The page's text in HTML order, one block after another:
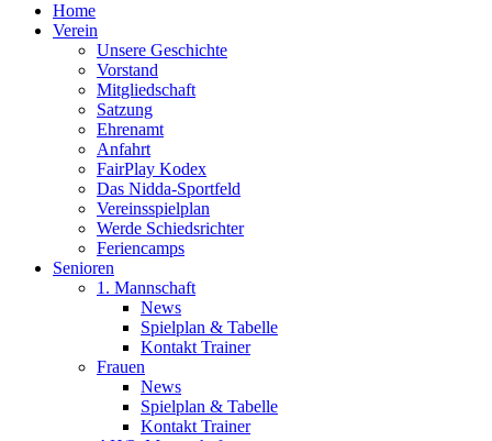
Home
Verein
Unsere Geschichte
Vorstand
Mitgliedschaft
Satzung
Ehrenamt
Anfahrt
FairPlay Kodex
Das Nidda-Sportfeld
Vereinsspielplan
Werde Schiedsrichter
Feriencamps
Senioren
1. Mannschaft
News
Spielplan & Tabelle
Kontakt Trainer
Frauen
News
Spielplan & Tabelle
Kontakt Trainer